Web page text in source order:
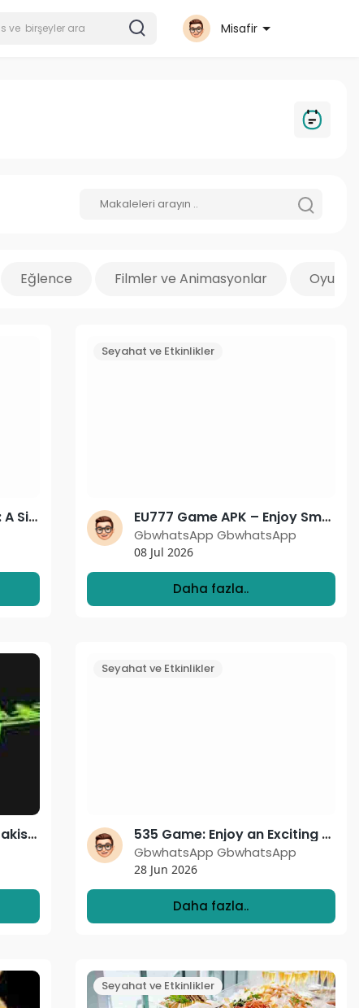
Misafir
Eğlence Filmler ve Animasyonlar Oyun
XX555 Gaming Platform: A Simple Way to Play Games and Earn Rewards Online
Seyahat ve Etkinlikler
EU777 Game APK – Enjoy Smooth Gaming and Exciting Rewards on Any Android Device
GbwhatsApp GbwhatsApp
08 Jul 2026
Daha fazla..
666D Mobile Gaming in Pakistan: A New Era of Digital Entertainment and Rewards
Seyahat ve Etkinlikler
535 Game: Enjoy an Exciting Mobile Gaming Experience with Daily Rewards
GbwhatsApp GbwhatsApp
28 Jun 2026
Daha fazla..
Seyahat ve Etkinlikler